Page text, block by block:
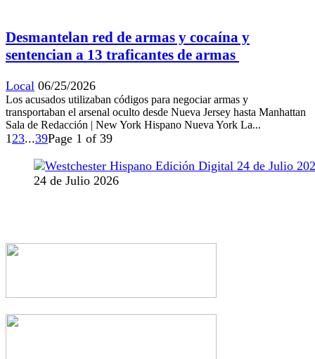
Desmantelan red de armas y cocaína y
sentencian a 13 traficantes de armas
Local 06/25/2026
Los acusados utilizaban códigos para negociar armas y
transportaban el arsenal oculto desde Nueva Jersey hasta Manhattan
Sala de Redacción | New York Hispano Nueva York La...
123...39Page 1 of 39
24 de Julio 2026